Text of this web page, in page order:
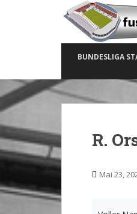
n
o
t
BUNDESLIGA
R.
Mai 23,